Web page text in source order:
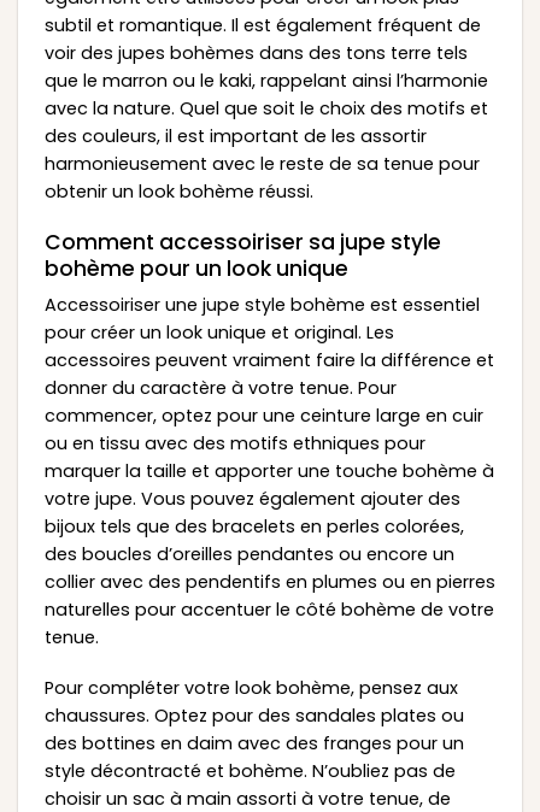
subtil et romantique. Il est également fréquent de
voir des jupes bohèmes dans des tons terre tels
que le marron ou le kaki, rappelant ainsi l’harmonie
avec la nature. Quel que soit le choix des motifs et
des couleurs, il est important de les assortir
harmonieusement avec le reste de sa tenue pour
obtenir un look bohème réussi.
Comment accessoiriser sa jupe style
bohème pour un look unique
Accessoiriser une jupe style bohème est essentiel
pour créer un look unique et original. Les
accessoires peuvent vraiment faire la différence et
donner du caractère à votre tenue. Pour
commencer, optez pour une ceinture large en cuir
ou en tissu avec des motifs ethniques pour
marquer la taille et apporter une touche bohème à
votre jupe. Vous pouvez également ajouter des
bijoux tels que des bracelets en perles colorées,
des boucles d’oreilles pendantes ou encore un
collier avec des pendentifs en plumes ou en pierres
naturelles pour accentuer le côté bohème de votre
tenue.
Pour compléter votre look bohème, pensez aux
chaussures. Optez pour des sandales plates ou
des bottines en daim avec des franges pour un
style décontracté et bohème. N’oubliez pas de
choisir un sac à main assorti à votre tenue, de